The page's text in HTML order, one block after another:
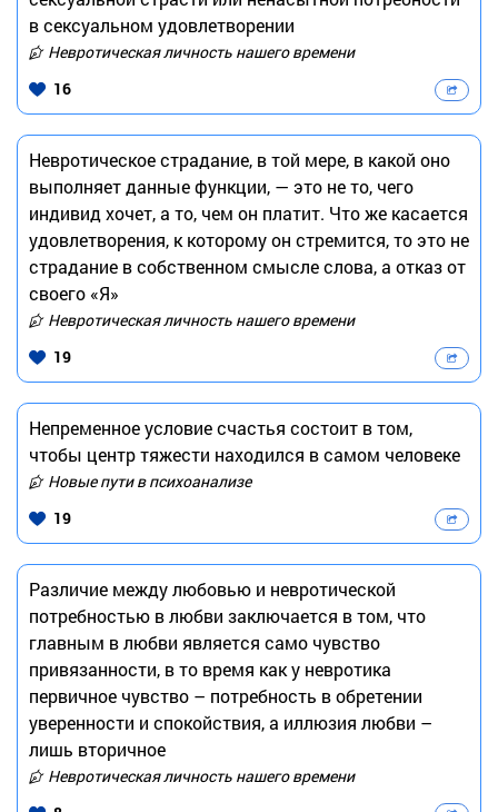
в сексуальном удовлетворении
Невротическая личность нашего времени
16
Невротическое страдание, в той мере, в какой оно
выполняет данные функции, — это не то, чего
индивид хочет, а то, чем он платит. Что же касается
удовлетворения, к которому он стремится, то это не
страдание в собственном смысле слова, а отказ от
своего «Я»
Невротическая личность нашего времени
19
Непременное условие счастья состоит в том,
чтобы центр тяжести находился в самом человеке
Новые пути в психоанализе
19
Различие между любовью и невротической
потребностью в любви заключается в том, что
главным в любви является само чувство
привязанности, в то время как у невротика
первичное чувство – потребность в обретении
уверенности и спокойствия, а иллюзия любви –
лишь вторичное
Невротическая личность нашего времени